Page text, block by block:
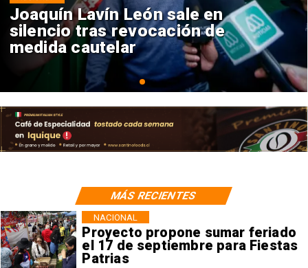
Chile y Venezuela formalizan
reinicio de relaciones
consulares
Proyecto propone sumar feriado
el 17 de septiembre para Fiestas
Patrias
NACIONAL
MÁS RECIENTES